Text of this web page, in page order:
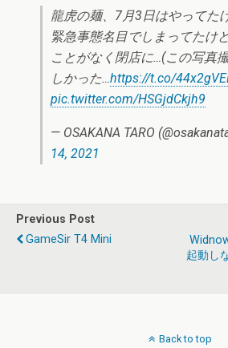
龍虎の麺、7月3日はやってた
緊急事態名目でしまってたけ
ことがなく閉店に…(この写真
しかった…https://t.co/
pic.twitter.com/HSGjdCkjh9
— OSAKANA TARO
14, 2021
Previous Post
GameSir T4 Mini
起動し
Back to top